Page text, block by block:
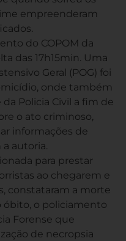
empreenderam
do COPOM da
das 17h15min. Uma
Geral (POG) foi
onde também
Policia Civil a fim de
o ato criminoso,
informações de
autoria.
para prestar
ao chegarem e
constataram a morte
óbito, o policiamento
Forense que
de necropsia